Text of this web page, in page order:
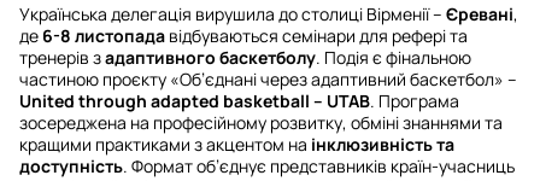
Українська делегація вирушила до столиці Вірменії – Єревані,
де 6-8 листопада відбуваються семінари для рефері та
тренерів задаптивного баскетболу. Подія є фінальною
частиною проєкту «Об’єднані через адаптивний баскетбол» –
United through adapted basketball – UTAB. Програма
зосереджена на професійному розвитку, обміні знаннями та
кращими практиками з акцентом на інклюзивність та
доступність. Формат об’єднує представників країн-учасниць